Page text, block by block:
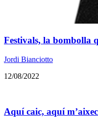
Festivals, la bombolla
Jordi Bianciotto
12/08/2022
Aquí caic, aquí